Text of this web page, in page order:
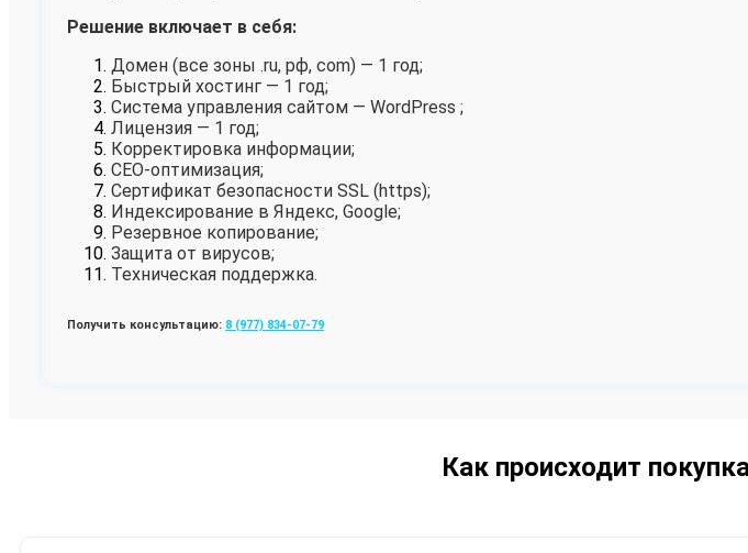
Решение включает в себя:
Домен (все зоны .ru, рф, com) — 1 год;
Быстрый хостинг — 1 год;
Система управления сайтом — WordPress ;
Лицензия — 1 год;
Корректировка информации;
СЕО-оптимизация;
Сертификат безопасности SSL (https);
Индексирование в Яндекс, Google;
Резервное копирование;
Защита от вирусов;
Техническая поддержка.
Получить консультацию: 8 (977) 834-07-79
Как происходит